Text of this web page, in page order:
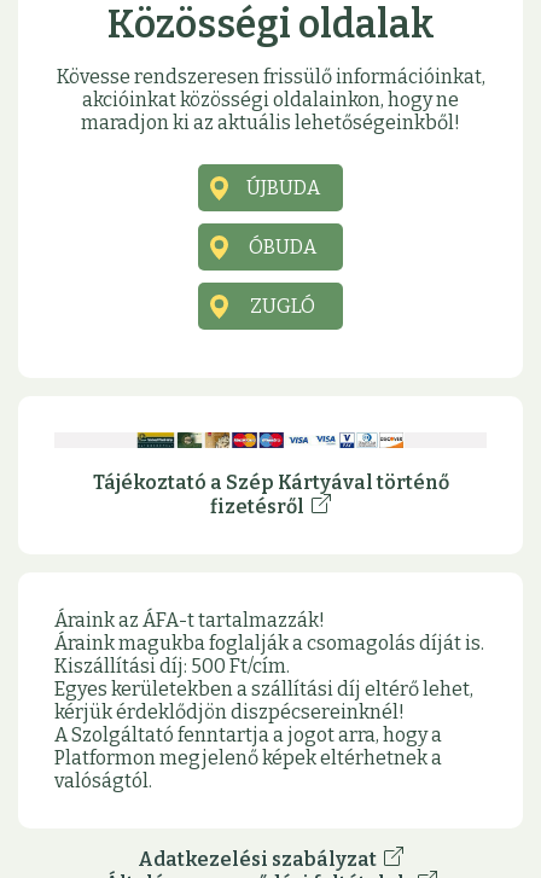
Közösségi oldalak
Kövesse rendszeresen frissülő információinkat,
akcióinkat közösségi oldalainkon, hogy ne
maradjon ki az aktuális lehetőségeinkből!
ÚJBUDA
ÓBUDA
ZUGLÓ
Tájékoztató a Szép Kártyával történő
fizetésről
Áraink az ÁFA-t tartalmazzák!
Áraink magukba foglalják a csomagolás díját is.
Kiszállítási díj: 500 Ft/cím.
Egyes kerületekben a szállítási díj eltérő lehet,
kérjük érdeklődjön diszpécsereinknél!
A Szolgáltató fenntartja a jogot arra, hogy a
Platformon megjelenő képek eltérhetnek a
valóságtól.
Adatkezelési szabályzat